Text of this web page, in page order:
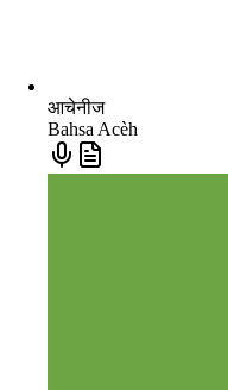
आचेनीज
Bahsa Acèh